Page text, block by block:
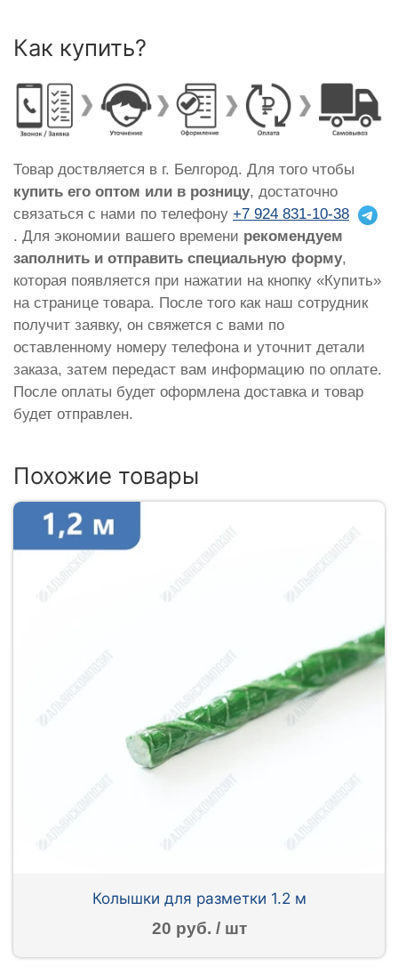
Как купить?
Товар доствляется в г. Белгород. Для того чтобы
купить его оптом или в розницу, достаточно
связаться с нами по телефону +7 924 831-10-38
. Для экономии вашего времени рекомендуем
заполнить и отправить специальную форму,
которая появляется при нажатии на кнопку «Купить»
на странице товара. После того как наш сотрудник
получит заявку, он свяжется с вами по
оставленному номеру телефона и уточнит детали
заказа, затем передаст вам информацию по оплате.
После оплаты будет оформлена доставка и товар
будет отправлен.
Похожие товары
Колышки для разметки 1.2 м
20 руб. / шт